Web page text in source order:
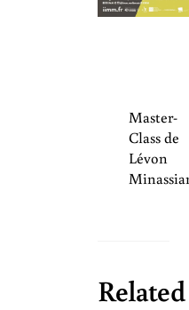
Master-
Class de
Lévon
Related